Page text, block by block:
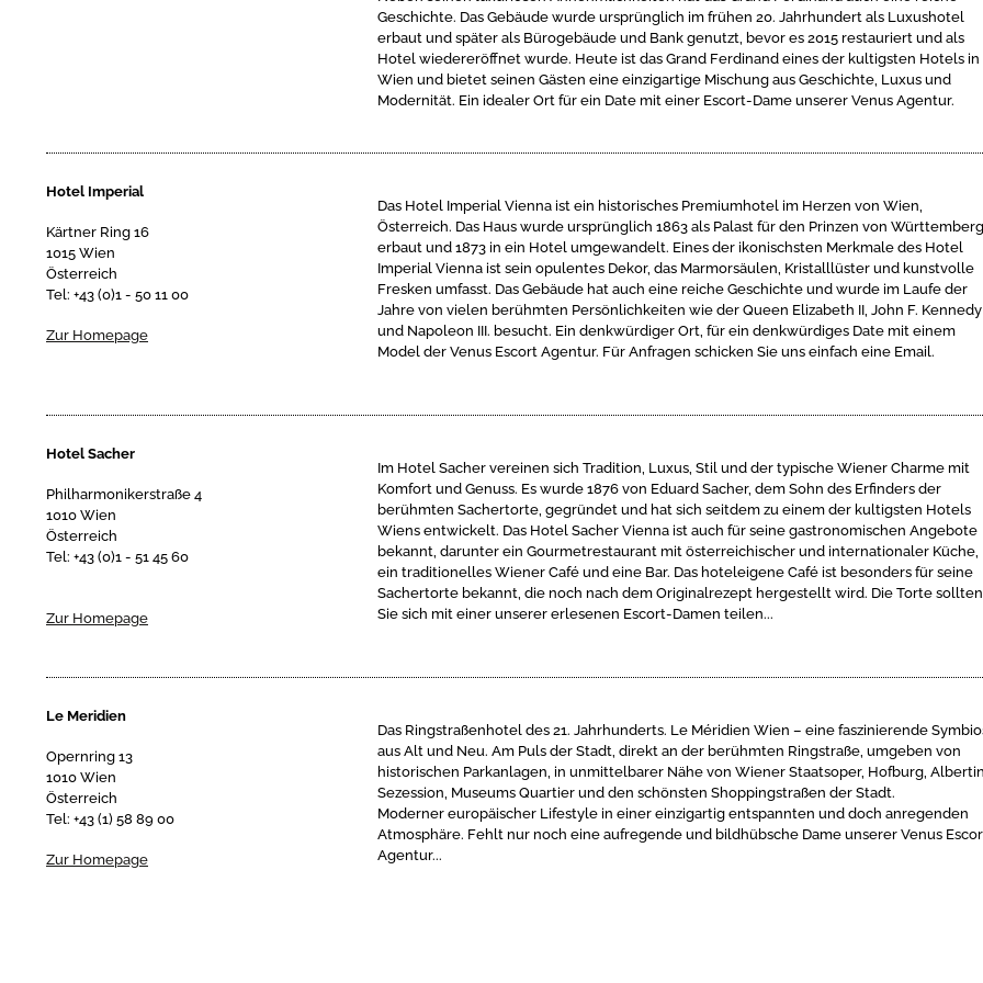
Geschichte. Das Gebäude wurde ursprünglich im frühen 20. Jahrhundert als Luxushotel
erbaut und später als Bürogebäude und Bank genutzt, bevor es 2015 restauriert und als
Hotel wiedereröffnet wurde. Heute ist das Grand Ferdinand eines der kultigsten Hotels in
Wien und bietet seinen Gästen eine einzigartige Mischung aus Geschichte, Luxus und
Modernität. Ein idealer Ort für ein Date mit einer Escort-Dame unserer Venus Agentur.
Hotel Imperial
Kärtner Ring 16
1015 Wien
Österreich
Tel: +43 (0)1 - 50 11 00
Zur Homepage
Das Hotel Imperial Vienna ist ein historisches Premiumhotel im Herzen von Wien,
Österreich. Das Haus wurde ursprünglich 1863 als Palast für den Prinzen von
erbaut und 1873 in ein Hotel umgewandelt. Eines der ikonischsten Merkmale des Hotel
Imperial Vienna ist sein opulentes Dekor, das Marmorsäulen, Kristalllüster und kunstvolle
Fresken umfasst. Das Gebäude hat auch eine reiche Geschichte und wurde im Laufe der
Jahre von vielen berühmten Persönlichkeiten wie der Queen Elizabeth II, John F. Kennedy
und Napoleon III. besucht. Ein denkwürdiger Ort, für ein denkwürdiges Date mit einem
Model der Venus Escort Agentur. Für Anfragen schicken Sie uns einfach eine Email.
Hotel Sacher
Philharmonikerstraße 4
1010 Wien
Österreich
Tel: +43 (0)1 - 51 45 60
Zur Homepage
Im Hotel Sacher vereinen sich Tradition, Luxus, Stil und der typische Wiener Charme mit
Komfort und Genuss. Es wurde 1876 von Eduard Sacher, dem Sohn des Erfinders der
berühmten Sachertorte, gegründet und hat sich seitdem zu einem der kultigsten Hotels
Wiens entwickelt. Das Hotel Sacher Vienna ist auch für seine gastronomischen Angebote
bekannt, darunter ein Gourmetrestaurant mit österreichischer und internationaler Küche,
ein traditionelles Wiener Café und eine Bar. Das hoteleigene Café ist besonders für seine
Sachertorte bekannt, die noch nach dem Originalrezept hergestellt wird. Die Torte sollten
Sie sich mit einer unserer erlesenen Escort-Damen teilen...
Le Meridien
Opernring 13
1010 Wien
Österreich
Tel: +43 (1) 58 89 00
Zur Homepage
Das Ringstraßenhotel des 21. Jahrhunderts. Le Méridien Wien – eine faszinierende
aus Alt und Neu. Am Puls der Stadt, direkt an der berühmten Ringstraße, umgeben von
historischen Parkanlagen, in unmittelbarer Nähe von Wiener Staatsoper, Hofburg,
Sezession, Museums Quartier und den schönsten Shoppingstraßen der Stadt.
Moderner europäischer Lifestyle in einer einzigartig entspannten und doch anregenden
Atmosphäre. Fehlt nur noch eine aufregende und bildhübsche Dame unserer Venus
Agentur...